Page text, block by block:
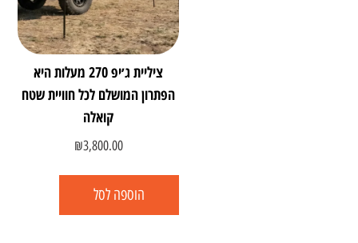
ציליית ג׳יפ 270 מעלות היא
הפתרון המושלם לכל חוויית שטח
קואלה
₪3,800.00
הוספה לסל